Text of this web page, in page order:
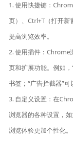
1. 使用快捷键：
页）、Ctrl+T（打开
提高浏览效率。
2. 使用插件：Chrome
页和扩展功能。例如
书签；“广告拦截器”可
3. 自定义设置：在
浏览器的各种设置，
浏览体验更加个性化。